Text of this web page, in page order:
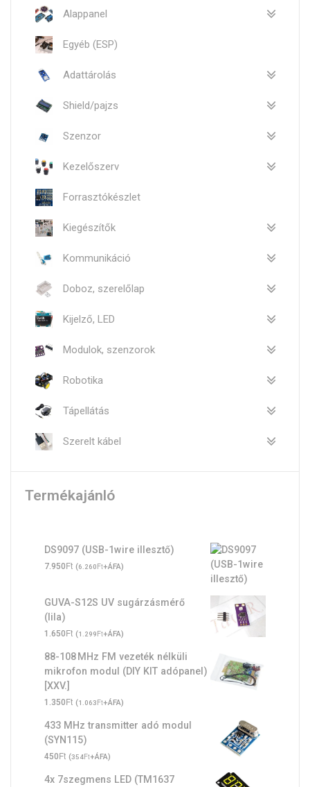
Alappanel
Egyéb (ESP)
Adattárolás
Shield/pajzs
Szenzor
Kezelőszerv
Forrasztókészlet
Kiegészítők
Kommunikáció
Doboz, szerelőlap
Kijelző, LED
Modulok, szenzorok
Robotika
Tápellátás
Szerelt kábel
Termékajánló
DS9097 (USB-1wire illesztő)
7.950Ft (6.260Ft+ÁFA)
GUVA-S12S UV sugárzásmérő
(lila)
1.650Ft (1.299Ft+ÁFA)
88-108 MHz FM vezeték nélküli
mikrofon modul (DIY KIT adópanel)
[XXV.]
1.350Ft (1.063Ft+ÁFA)
433 MHz transmitter adó modul
(SYN115)
450Ft (354Ft+ÁFA)
4x 7szegmens LED (TM1637